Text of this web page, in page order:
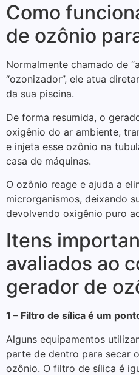
Como
de ozônio
Normalmente chamado de
“ozonizador”, ele atua
da sua piscina.
De forma resumida, o
oxigênio do ar ambiente,
e injeta esse ozônio na
casa de máquinas.
O ozônio reage e ajuda a
microrganismos, deixando
devolvendo oxigênio puro
Itens
avaliados ao
gerador de
1 – Filtro de sílica é um
Alguns equipamentos
parte de dentro para secar
ozônio. O filtro de sílica é